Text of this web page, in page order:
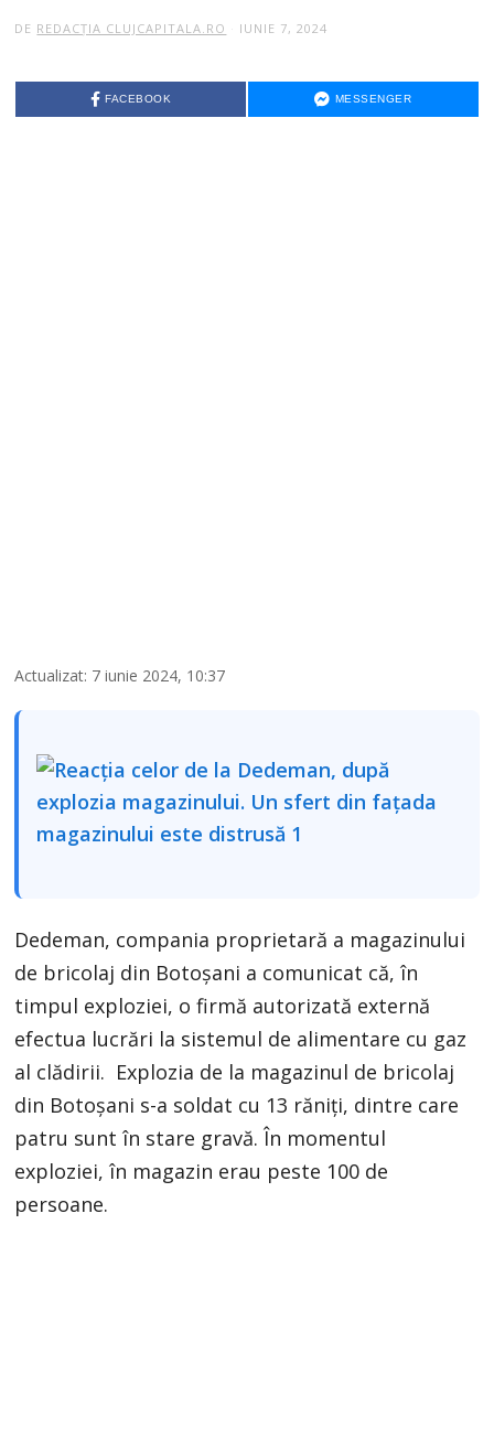
DE REDACȚIA CLUJCAPITALA.RO IUNIE 7, 2024
FACEBOOK MESSENGER
Actualizat: 7 iunie 2024, 10:37
Dedeman, compania proprietară a magazinului
de bricolaj din Botoșani a comunicat că, în
timpul exploziei, o firmă autorizată externă
efectua lucrări la sistemul de alimentare cu gaz
al clădirii. Explozia de la magazinul de bricolaj
din Botoșani s-a soldat cu 13 răniți, dintre care
patru sunt în stare gravă. În momentul
exploziei, în magazin erau peste 100 de
persoane.